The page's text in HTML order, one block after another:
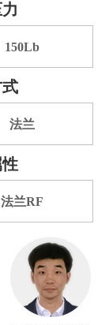
150Lb
法兰
法兰RF